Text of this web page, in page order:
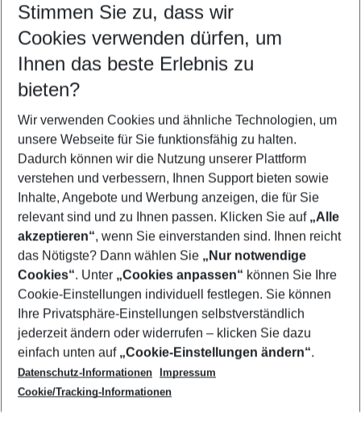
Abflughafen wählen
Beliebiger Abflughafen
Reisezeitraum wählen
09.08.26– 07.08.27 5-8 Nächte
2 Erwachsene Keine Kinder
Mehr Filter anzeigen
Footer
Footer navigation
Über uns
AGB
Cookie-Einstellungen ändern
Cookie-Richtlinie
Datenschutz
Service & Hilfe
Barrierefreies Reisen
Check-in
Folgen Sie uns
Stimmen Sie zu, dass wir
Cookies verwenden dürfen, um
Ihnen das beste Erlebnis zu
bieten?
Wir verwenden Cookies und ähnliche Technologien, um
unsere Webseite für Sie funktionsfähig zu halten.
Dadurch können wir die Nutzung unserer Plattform
verstehen und verbessern, Ihnen Support bieten sowie
Inhalte, Angebote und Werbung anzeigen, die für Sie
relevant sind und zu Ihnen passen. Klicken Sie auf „Alle
akzeptieren“, wenn Sie einverstanden sind. Ihnen reicht
das Nötigste? Dann wählen Sie „Nur notwendige
Cookies“. Unter „Cookies anpassen“ können Sie Ihre
Cookie-Einstellungen individuell festlegen. Sie können
Ihre Privatsphäre-Einstellungen selbstverständlich
jederzeit ändern oder widerrufen – klicken Sie dazu
einfach unten auf „Cookie-Einstellungen ändern“.
Datenschutz-Informationen
Impressum
Cookie/Tracking-Informationen